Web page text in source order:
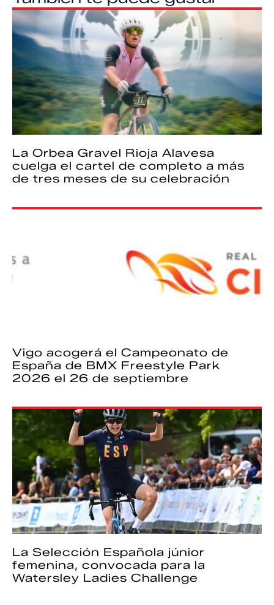
La Orbea Gravel Rioja Alavesa
cuelga el cartel de completo a más
de tres meses de su celebración
Vigo acogerá el Campeonato de
España de BMX Freestyle Park
2026 el 26 de septiembre
La Selección Española júnior
femenina, convocada para la
Watersley Ladies Challenge